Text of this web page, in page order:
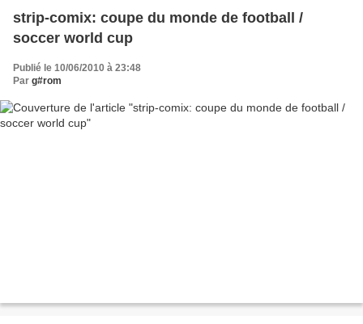
strip-comix: coupe du monde de football /
soccer world cup
Publié le 10/06/2010 à 23:48
Par g#rom